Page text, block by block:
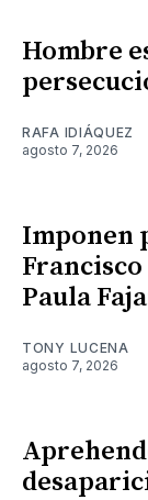
Hombre
RAFA IDIÁQUEZ
agosto 7, 2026
Imponen
Francisco
Paula
TONY LUCENA
agosto 7, 2026